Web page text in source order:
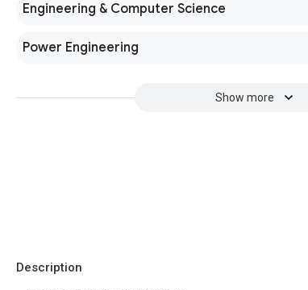
Engineering & Computer Science
Power Engineering
Show more
Description